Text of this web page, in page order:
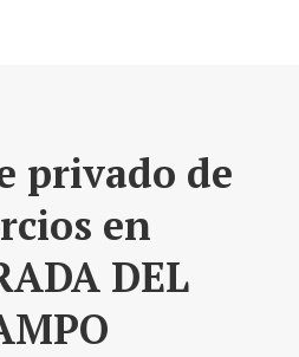
privado de
en
DEL